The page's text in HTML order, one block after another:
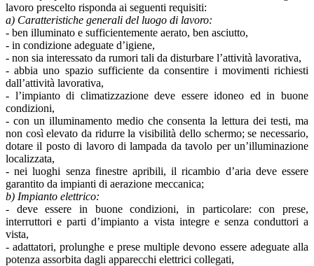
lavoro prescelto risponda ai seguenti requisiti:
a) Caratteristiche generali del luogo di lavoro:
- ben illuminato e sufficientemente aerato, ben asciutto,
- in condizione adeguate d’igiene,
- non sia interessato da rumori tali da disturbare l’attività lavorativa,
- abbia uno spazio sufficiente da consentire i movimenti richiesti
dall’attività lavorativa,
- l’impianto di climatizzazione deve essere idoneo ed in buone
condizioni,
- con un illuminamento medio che consenta la lettura dei testi, ma
non così elevato da ridurre la visibilità dello schermo; se necessario,
dotare il posto di lavoro di lampada da tavolo per un’illuminazione
localizzata,
- nei luoghi senza finestre apribili, il ricambio d’aria deve essere
garantito da impianti di aerazione meccanica;
b) Impianto elettrico:
- deve essere in buone condizioni, in particolare: con prese,
interruttori e parti d’impianto a vista integre e senza conduttori a
vista,
- adattatori, prolunghe e prese multiple devono essere adeguate alla
potenza assorbita dagli apparecchi elettrici collegati,